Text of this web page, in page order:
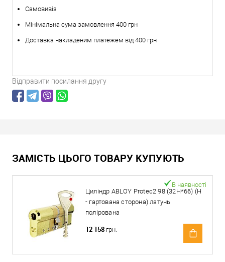
Самовивіз
Мінімальна сума замовлення 400 грн
Доставка накладеним платежем від 400 грн
Відправити посилання другу
ЗАМІСТЬ ЦЬОГО ТОВАРУ КУПУЮТЬ
Циліндр ABLOY Protec2 98 (32H*66) (H
- гартована сторона) латунь
полірована
В наявності
12 158 грн.